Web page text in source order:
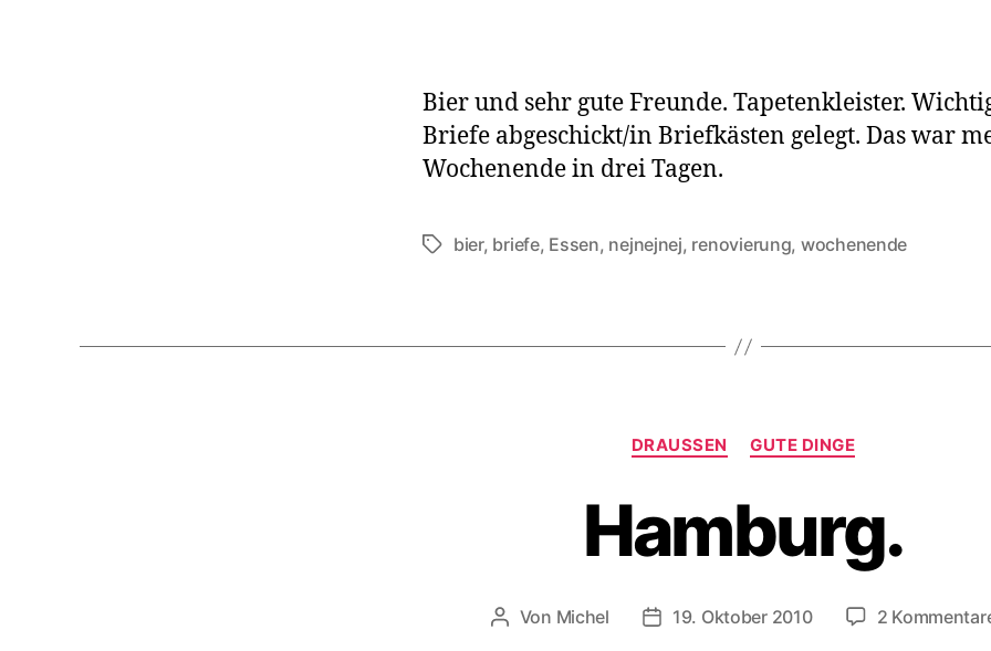
Bier und sehr gute Freunde. Tapetenkleister.
Briefe abgeschickt/in Briefkästen gelegt. Das war
Wochenende in drei Tagen.
Schlagwörter
bier, briefe, Essen, nejnejnej, renovierung, wochenende
Kategorien
DRAUSSEN GUTE DINGE
Hamburg.
Beitragsautor
Von Michel Veröffentlichungsdatum
19. Oktober 2010 2